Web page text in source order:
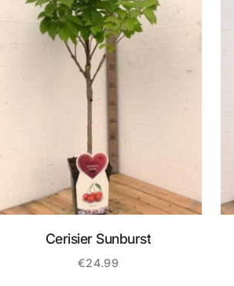
Cerisier Sunburst
€24.99